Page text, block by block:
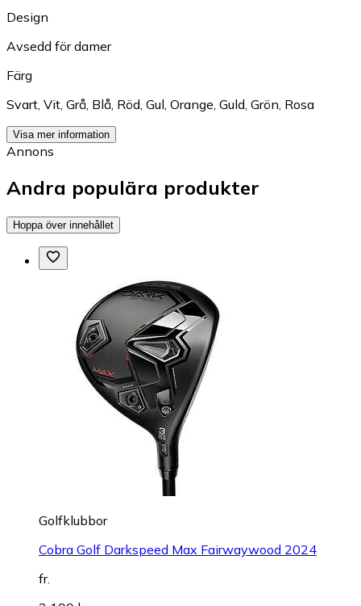
Design
Avsedd för damer
Färg
Svart, Vit, Grå, Blå, Röd, Gul, Orange, Guld, Grön, Rosa
Visa mer information
Annons
Andra populära produkter
Hoppa över innehållet
Golfklubbor
Cobra Golf Darkspeed Max Fairwaywood 2024
fr.